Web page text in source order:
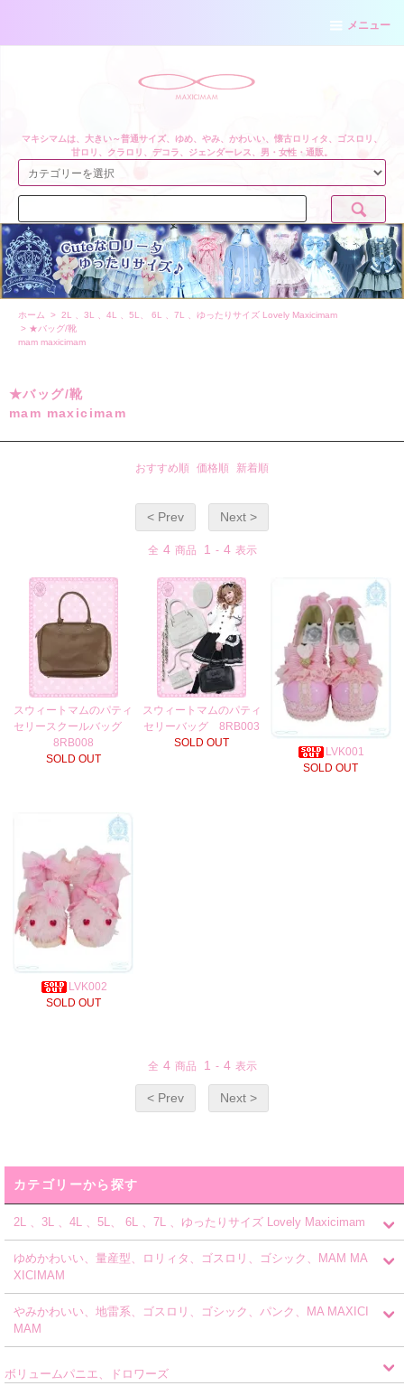
メニュー
マキシマムは、大きい～普通サイズ、ゆめ、やみ、かわいい、懐古ロリィタ、ゴスロリ、
甘ロリ、クラロリ、デコラ、ジェンダーレス、男・女性・通販。
ホーム > 2L 、3L 、4L 、5L、 6L 、7L 、ゆったりサイズ Lovely Maxicimam
> ★バッグ/靴
mam maxicimam
★バッグ/靴
mam maxicimam
おすすめ順 価格順 新着順
< Prev Next >
全 4 商品 1 - 4 表示
スウィートマムのパティ
セリースクールバッグ
8RB008
SOLD OUT
スウィートマムのパティ
セリーバッグ 8RB003
SOLD OUT
LVK001
SOLD OUT
LVK002
SOLD OUT
全 4 商品 1 - 4 表示
< Prev Next >
カテゴリーから探す
2L 、3L 、4L 、5L、 6L 、7L 、ゆったりサイズ Lovely Maxicimam
ゆめかわいい、量産型、ロリィタ、ゴスロリ、ゴシック、MAM MA
XICIMAM
やみかわいい、地雷系、ゴスロリ、ゴシック、パンク、MA MAXICI
MAM
ボリュームパニエ、ドロワーズ